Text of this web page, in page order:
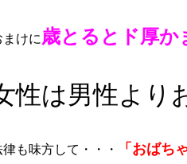
けに 歳とると ド厚か
性は男性より
も味方して・・・
「おばち